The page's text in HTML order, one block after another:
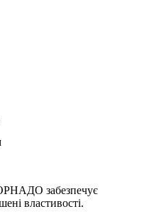
забезпечує
властивості.